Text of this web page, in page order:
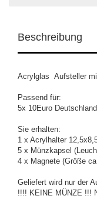
Beschreibung
Acrylglas Aufsteller
Passend für:
5x 10Euro
Sie erhalten:
1 x Acrylhalter
5 x Münzkapsel
4 x Magnete (Größe
Geliefert wird nur der
!!!! KEINE MÜNZE !!!